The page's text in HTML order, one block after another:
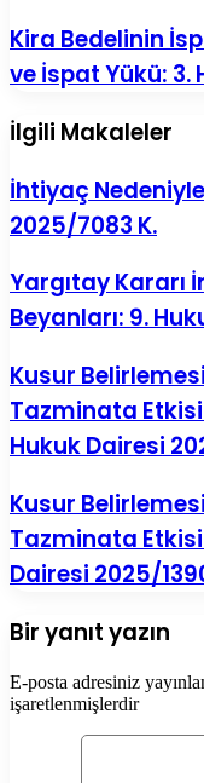
Kira Bedelinin
ve İspat Yükü: 3.
İlgili Makaleler
İhtiyaç
2025/7083 K.
Yargıtay Kararı
Beyanları: 9.
Kusur
Tazminata
Hukuk Dairesi
Kusur
Tazminata Etkisi
Dairesi 2025/
Bir yanıt yazın
E-posta adresiniz
işaretlenmişlerdir